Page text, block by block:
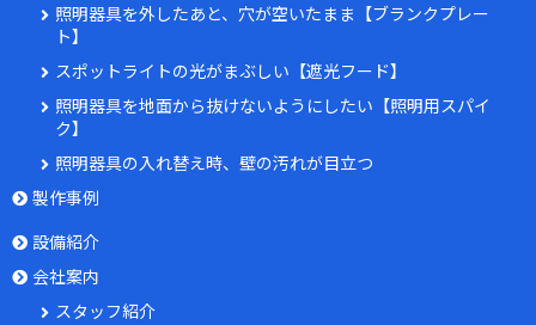
照明器具を外したあと、穴が空いたまま【ブランクプレー
ト】
スポットライトの光がまぶしい【遮光フード】
照明器具を地面から抜けないようにしたい【照明用スパイ
ク】
照明器具の入れ替え時、壁の汚れが目立つ
製作事例
設備紹介
会社案内
スタッフ紹介